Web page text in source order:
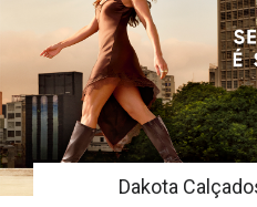
Dakota